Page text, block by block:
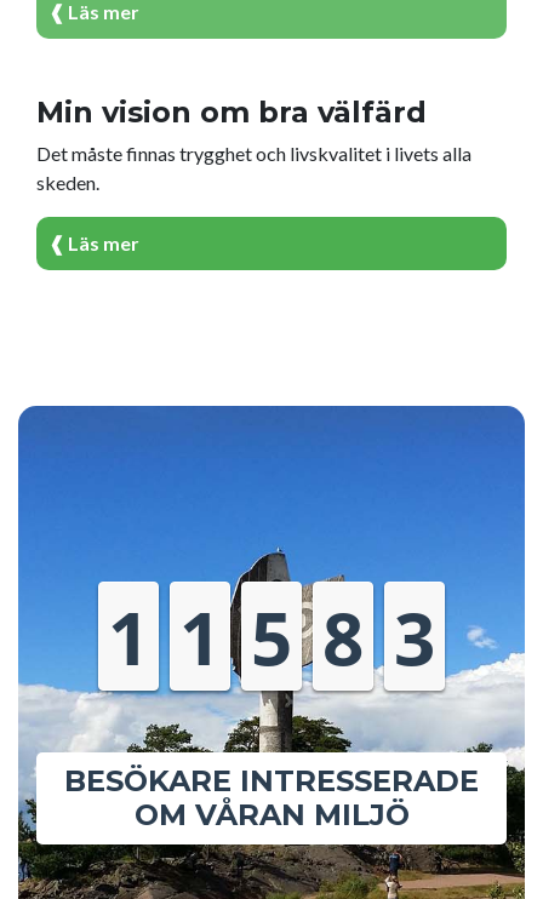
❰ Läs mer
Min vision om bra välfärd
Det måste finnas trygghet och livskvalitet i livets alla
skeden.
❰ Läs mer
1 1 5 9 2
BESÖKARE INTRESSERADE
OM VÅRAN MILJÖ